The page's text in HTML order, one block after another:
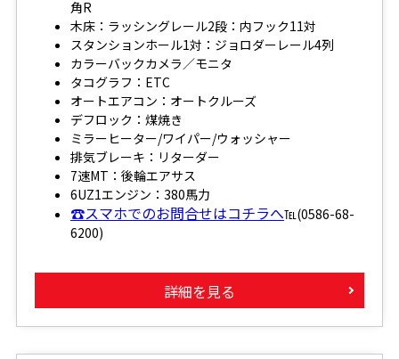
角R
木床：ラッシングレール2段：内フック11対
スタンションホール1対：ジョロダーレール4列
カラーバックカメラ／モニタ
タコグラフ：ETC
オートエアコン：オートクルーズ
デフロック：煤焼き
ミラーヒーター/ワイパー/ウォッシャー
排気ブレーキ：リターダー
7速MT：後輪エアサス
6UZ1エンジン：380馬力
☎スマホでのお問合せはコチラへ℡(0586-68-
6200)
詳細を見る